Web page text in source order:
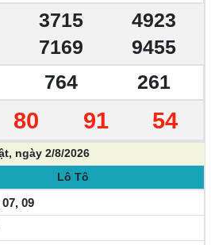
3715
4923
7169 9455
764 261
80 91 54
ngày 2/8/2026
Lô Tô
09